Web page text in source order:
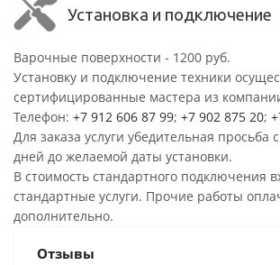
Установка и подключение
Варочные поверхности - 1200 руб.
Установку и подключение техники
сертифицированные мастера из
Телефон: +7 912 606 87 99; +7 902 875 20;
Для заказа услуги убедительная просьба
дней до желаемой даты установки.
В стоимость стандартного подключения
стандартные услуги. Прочие работы
дополнительно.
Отзывы